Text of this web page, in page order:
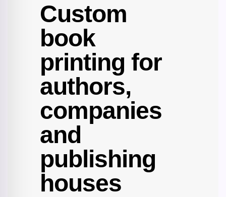
Custom
book
printing for
authors,
companies
and
publishing
houses